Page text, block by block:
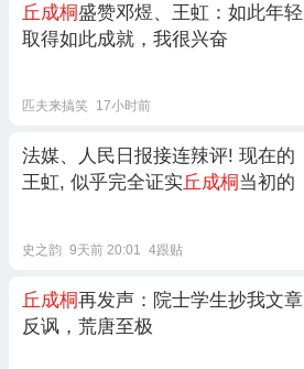
丘成桐盛赞邓煜、王虹：如此年轻
取得如此成就，我很兴奋
匹夫来搞笑 17小时前
法媒、人民日报接连辣评! 现在的
王虹, 似乎完全证实丘成桐 当初的
史之韵 9天前 20:01 4跟贴
丘成桐再发声：院士学生抄我文章
反讽，荒唐至极